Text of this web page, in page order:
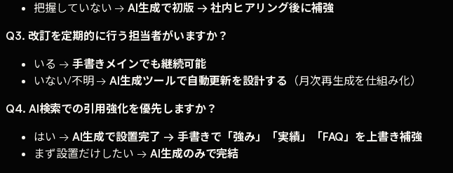
把握していない →AI生成で初版 → 社内ヒアリング後に補強
Q3. 改訂を定期的に行う担当者がいますか？
いる → 手書きメインでも継続可能
いない/不明 →AI生成ツールで自動更新を設計する （月次再生成を仕組み化）
Q4. AI検索での引用強化を優先しますか？
はい → AI生成で設置完了 → 手書きで「強み」「実績」「FAQ」を上書き補強
まず設置だけしたい →AI生成のみで完結